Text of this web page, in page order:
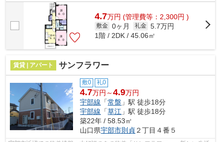
す。駐輪場付きのアパートです。アパー...
4.7万円 (管理費等：2,300円 )
敷金 0ヶ月 礼金 5.7万円
1階 / 2DK / 45.06㎡
賃貸 | アパート サンフラワー
敷0 礼0
4.7万円～4.9万円
宇部線 「常盤 」駅 徒歩18分
宇部線 「草江 」駅 徒歩18分
築22年 / 58.53㎡
山口県宇部市則貞２丁目４番５